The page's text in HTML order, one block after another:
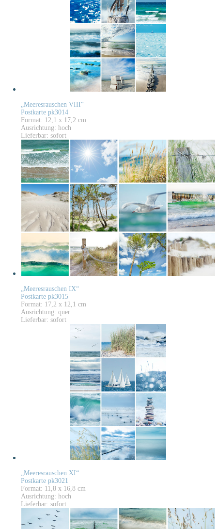
„Meeresrauschen VIII“
Postkarte pk3014
Format: 12,1 x 17,2 cm
Ausrichtung: hoch
Lieferbar: sofort
„Meeresrauschen IX“
Postkarte pk3015
Format: 17,2 x 12,1 cm
Ausrichtung: quer
Lieferbar: sofort
„Meeresrauschen XI“
Postkarte pk3021
Format: 11,8 x 16,8 cm
Ausrichtung: hoch
Lieferbar: sofort